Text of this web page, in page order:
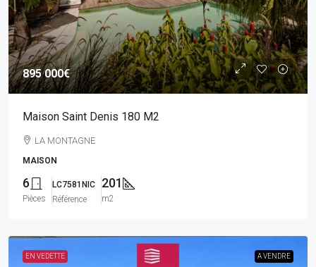
895 000€
Maison Saint Denis 180 M2
LA MONTAGNE
MAISON
6
Pièces
LC7581NIC
Référence
201
m2
EN VEDETTE A VENDRE